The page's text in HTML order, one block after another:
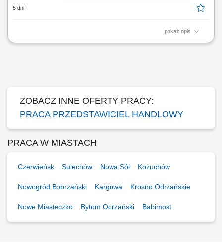
5 dni
pokaż opis
Czym zajmuje się Konsultant Oświatowy / Konsultantka Oświatowa?
ZOBACZ INNE OFERTY PRACY:
PRACA PRZEDSTAWICIEL HANDLOWY
PRACA W MIASTACH
Czerwieńsk Sulechów Nowa Sól Kożuchów
Nowogród Bobrzański Kargowa Krosno Odrzańskie
Nowe Miasteczko Bytom Odrzański Babimost